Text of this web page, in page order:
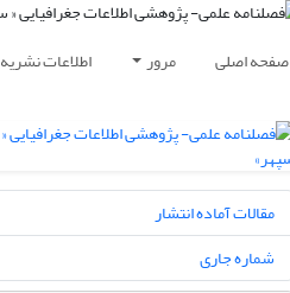
صفحه اصلی مرور اطلاعات نشریه
مقالات آماده انتشار
شماره جاری